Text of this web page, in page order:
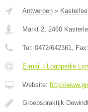
Antwerpen » Kasterlee
Markt 2, 2460
Tel: 0472/642361, Fax:
E-mail › Logopedie
Website: http://
Groepspraktijk